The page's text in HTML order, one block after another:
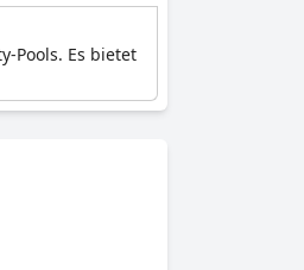
Pools. Es bietet